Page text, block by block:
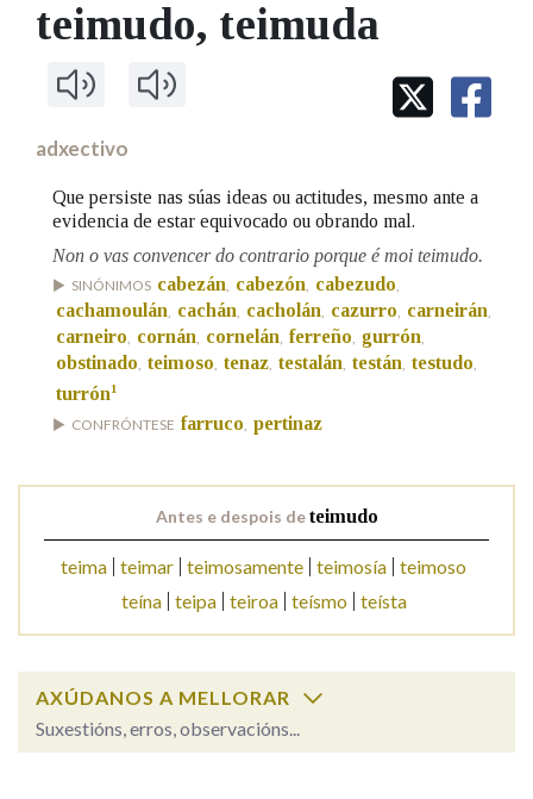
IDENTIDADE CORPORATIVA
MARCIAL DEL ADALID
CASA-MUSEO EMILIA PARDO
FIGURAS HOMENAXEADAS
Facebook
TwitterYoutubeInstagramBluesky
BUSCAR NOS LEMAS
Comeza por
Contén
BUSCAR NO CONTIDO
Nas definicións
Na fraseoloxía
OUTRAS OPCIÓNS DE BUSCA
Marcas gramaticais
teimudo, teimuda
adxectivo
Que persiste nas súas ideas ou actitudes, mesmo ante a
evidencia de estar equivocado ou obrando mal.
Non o vas convencer do contrario porque é moi teimudo.
SINÓNIMOS cabezán cabezón cabezudo
cachamoulán cachán cacholán cazurro carneirán
carneiro cornán cornelán ferreño gurrón
obstinado teimoso tenaz testalán testán testudo
turrón1
CONFRÓNTESE farruco pertinaz
Antes e despois deteimudo
teima teimar teimosamente teimosía teimoso
teína
teipa teiroa teísmo teísta
AXÚDANOS A MELLORAR
Suxestións, erros, observacións...